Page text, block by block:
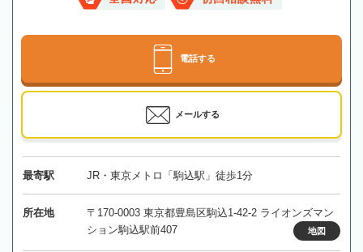
電話する
メールする
最寄駅 JR・東京メトロ「駒込駅」徒歩1分
所在地
〒170-0003 東京都豊島区駒込1-42-2 ライオンズマン
ション駒込駅前407
地図